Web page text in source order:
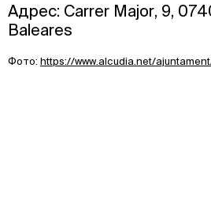
Адрес: Carrer Major, 9,
Baleares
Фото: https://www.alcudia.net/